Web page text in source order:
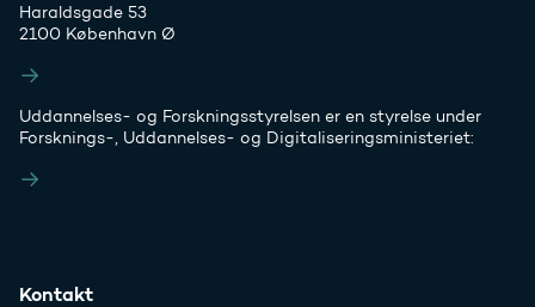
Haraldsgade 53
2100 København Ø
Uddannelses- og Forskningsstyrelsen er en styrelse under
Forsknings-, Uddannelses- og Digitaliseringsministeriet:
Kontakt